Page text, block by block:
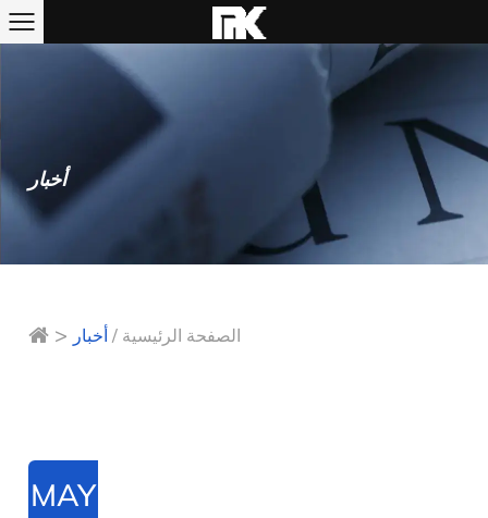
أخبار
> الصفحة الرئيسية / أخبار
MAY